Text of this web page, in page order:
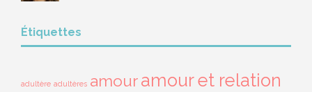
Étiquettes
adultère adultères amouramour et relation